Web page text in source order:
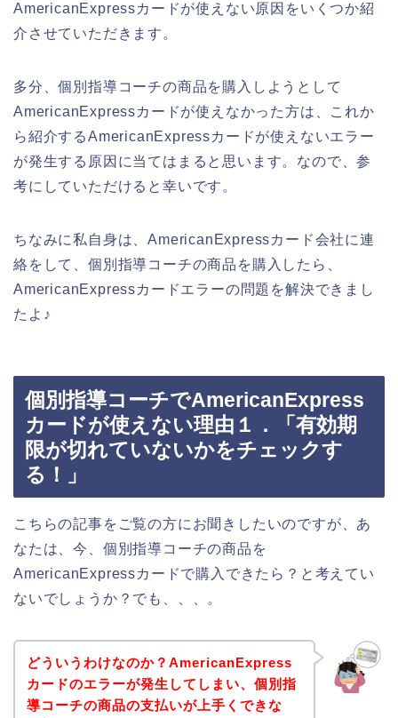
AmericanExpressカードが使えない原因をいくつか紹
介させていただきます。
多分、個別指導コーチの商品を購入しようとして
AmericanExpressカードが使えなかった方は、これか
ら紹介するAmericanExpressカードが使えないエラー
が発生する原因に当てはまると思います。なので、参
考にしていただけると幸いです。
ちなみに私自身は、AmericanExpressカード会社に連
絡をして、個別指導コーチの商品を購入したら、
AmericanExpressカードエラーの問題を解決できまし
たよ♪
個別指導コーチでAmericanExpress
カードが使えない理由１．「有効期
限が切れていないかをチェックす
る！」
こちらの記事をご覧の方にお聞きしたいのですが、あ
なたは、今、個別指導コーチの商品を
AmericanExpressカードで購入できたら？と考えてい
ないでしょうか？でも、、、。
どういうわけなのか？AmericanExpress
カードのエラーが発生してしまい、個別指
導コーチの商品の支払いが上手くできな